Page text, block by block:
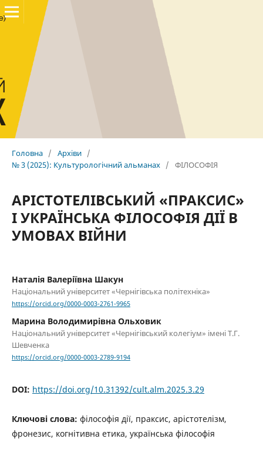
Головна / Архіви /
№ 3 (2025): Культурологічний альманах / ФІЛОСОФІЯ
АРІСТОТЕЛІВСЬКИЙ «ПРАКСИС»
І УКРАЇНСЬКА ФІЛОСОФІЯ ДІЇ В
УМОВАХ ВІЙНИ
Наталія Валеріївна Шакун
Національний університет «Чернігівська політехніка»
https://orcid.org/0000-0003-2761-9965
Марина Володимирівна Ольховик
Національний університет «Чернігівський колегіум» імені Т.Г.
Шевченка
https://orcid.org/0000-0003-2789-9194
DOI: https://doi.org/10.31392/cult.alm.2025.3.29
Ключові слова: філософія дії, праксис, арістотелізм,
фронезис, когнітивна етика, українська філософія